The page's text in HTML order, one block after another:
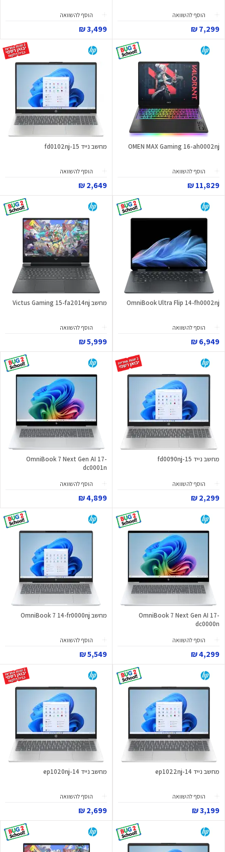
הוסף להשוואה
7,299 ₪
הוסף להשוואה
3,499 ₪
OMEN MAX Gaming 16-ah0002nj
הוסף להשוואה
11,829 ₪
מחשב נייד 15-fd0102nj
הוסף להשוואה
2,649 ₪
OmniBook Ultra Flip 14-fh0002nj
הוסף להשוואה
6,949 ₪
מחשב Victus Gaming 15-fa2014nj
הוסף להשוואה
5,999 ₪
מחשב נייד 15-fd0090nj
הוסף להשוואה
2,299 ₪
OmniBook 7 Next Gen AI 17-
dc0001n
הוסף להשוואה
4,899 ₪
OmniBook 7 Next Gen AI 17-
dc0000n
הוסף להשוואה
4,299 ₪
מחשב OmniBook 7 14-fr0000nj
הוסף להשוואה
5,549 ₪
מחשב נייד 14-ep1022nj
הוסף להשוואה
3,199 ₪
מחשב נייד 14-ep1020nj
הוסף להשוואה
2,699 ₪